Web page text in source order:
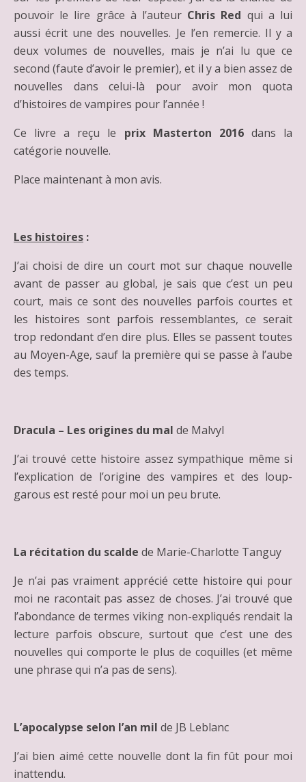
pouvoir le lire grâce à l’auteur Chris Red qui a lui
aussi écrit une des nouvelles. Je l’en remercie. Il y a
deux volumes de nouvelles, mais je n’ai lu que ce
second (faute d’avoir le premier), et il y a bien assez de
nouvelles dans celui-là pour avoir mon quota
d’histoires de vampires pour l’année !
Ce livre a reçu le prix Masterton 2016dans la
catégorie nouvelle.
Place maintenant à mon avis.
Les histoires :
J’ai choisi de dire un court mot sur chaque nouvelle
avant de passer au global, je sais que c’est un peu
court, mais ce sont des nouvelles parfois courtes et
les histoires sont parfois ressemblantes, ce serait
trop redondant d’en dire plus. Elles se passent toutes
au Moyen-Age, sauf la première qui se passe à l’aube
des temps.
Dracula – Les origines du mal de Malvyl
J’ai trouvé cette histoire assez sympathique même si
l’explication de l’origine des vampires et des loup-
garous est resté pour moi un peu brute.
La récitation du scalde de Marie-Charlotte Tanguy
Je n’ai pas vraiment apprécié cette histoire qui pour
moi ne racontait pas assez de choses. J’ai trouvé que
l’abondance de termes viking non-expliqués rendait la
lecture parfois obscure, surtout que c’est une des
nouvelles qui comporte le plus de coquilles (et même
une phrase qui n’a pas de sens).
L’apocalypse selon l’an mil de JB Leblanc
J’ai bien aimé cette nouvelle dont la fin fût pour moi
inattendu.